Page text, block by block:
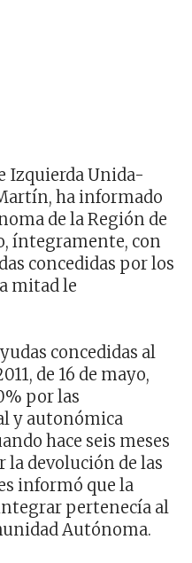
Izquierda Unida-
ha informado
de la Región de
íntegramente, con
concedidas por los
mitad le
concedidas al
de 16 de mayo,
por las
y autonómica
hace seis meses
la devolución de las
informó que la
pertenecía al
Autónoma.